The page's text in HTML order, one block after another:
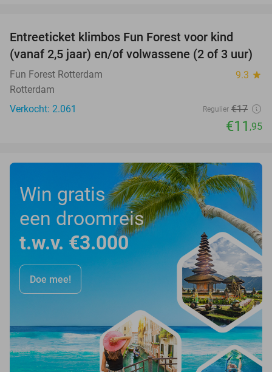
Entreeticket klimbos Fun Forest voor kind
(vanaf 2,5 jaar) en/of volwassene (2 of 3 uur)
Fun Forest Rotterdam 9.3 star
Rotterdam
Verkocht: 2.061
Regulier €17
€11 ,95
Win gratis
een droomreis
t.w.v. €3.000
Doe mee!